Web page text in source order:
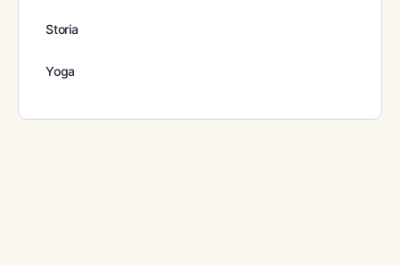
Storia
Yoga